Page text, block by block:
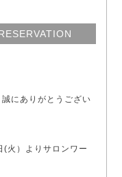
にありがとうござい
火）よりサロンワー